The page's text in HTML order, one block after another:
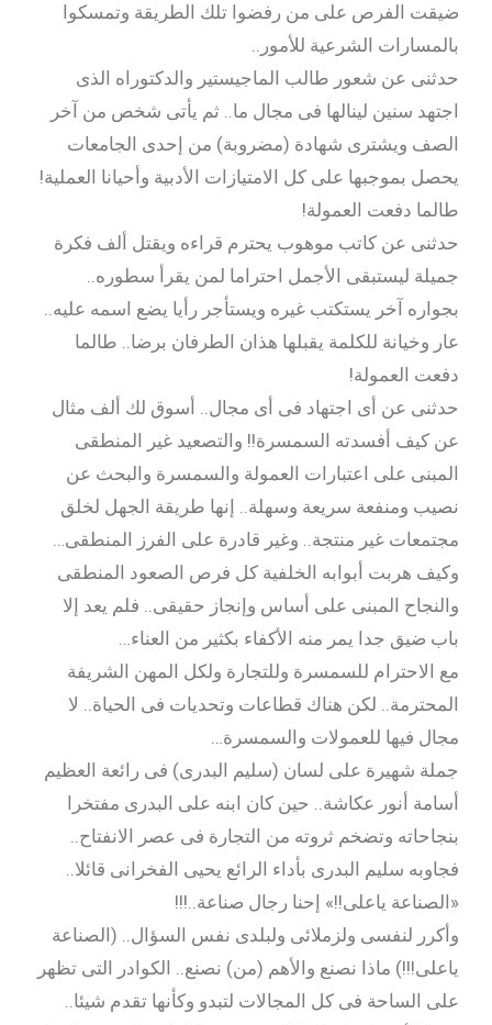
ضيقت الفرص على من رفضوا تلك الطريقة وتمسكوا
بالمسارات الشرعية للأمور..
حدثنى عن شعور طالب الماجيستير والدكتوراه الذى
اجتهد سنين لينالها فى مجال ما.. ثم يأتى شخص من آخر
الصف ويشترى شهادة (مضروبة) من إحدى الجامعات
يحصل بموجبها على كل الامتيازات الأدبية وأحيانا العملية!
طالما دفعت العمولة!
حدثنى عن كاتب موهوب يحترم قراءه ويقتل ألف فكرة
جميلة ليستبقى الأجمل احتراما لمن يقرأ سطوره..
بجواره آخر يستكتب غيره ويستأجر رأيا يضع اسمه عليه..
عار وخيانة للكلمة يقبلها هذان الطرفان برضا.. طالما
دفعت العمولة!
حدثنى عن أى اجتهاد فى أى مجال.. أسوق لك ألف مثال
عن كيف أفسدته السمسرة!! والتصعيد غير المنطقى
المبنى على اعتبارات العمولة والسمسرة والبحث عن
نصيب ومنفعة سريعة وسهلة.. إنها طريقة الجهل لخلق
مجتمعات غير منتجة.. وغير قادرة على الفرز المنطقى…
وكيف هربت أبوابه الخلفية كل فرص الصعود المنطقى
والنجاح المبنى على أساس وإنجاز حقيقى.. فلم يعد إلا
باب ضيق جدا يمر منه الأكفاء بكثير من العناء…
مع الاحترام للسمسرة وللتجارة ولكل المهن الشريفة
المحترمة.. لكن هناك قطاعات وتحديات فى الحياة.. لا
مجال فيها للعمولات والسمسرة…
جملة شهيرة على لسان (سليم البدرى) فى رائعة العظيم
أسامة أنور عكاشة.. حين كان ابنه على البدرى مفتخرا
بنجاحاته وتضخم ثروته من التجارة فى عصر الانفتاح..
فجاوبه سليم البدرى بأداء الرائع يحيى الفخرانى قائلا..
«الصناعة ياعلى!!» إحنا رجال صناعة..!!!
وأكرر لنفسى ولزملائى ولبلدى نفس السؤال.. (الصناعة
ياعلى!!!) ماذا نصنع والأهم (من) نصنع.. الكوادر التى تظهر
على الساحة فى كل المجالات لتبدو وكأنها تقدم شيئا..